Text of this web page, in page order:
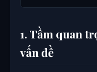
1. Tầm quan
vấn đề